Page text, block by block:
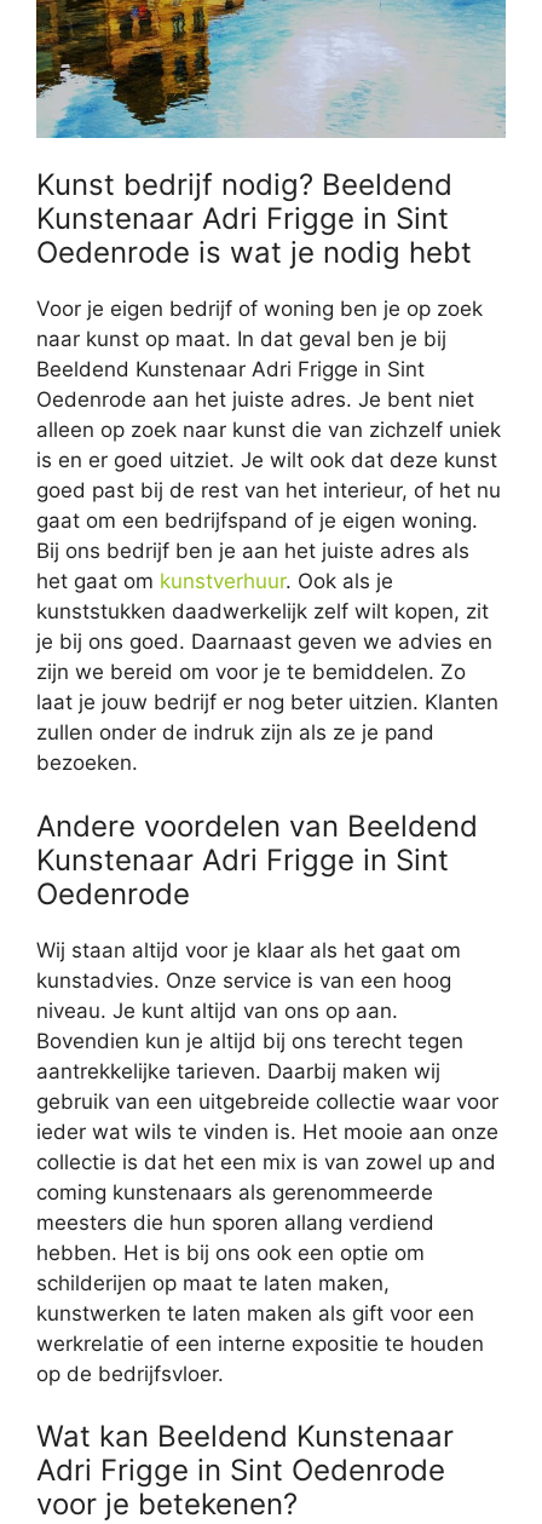
Kunst bedrijf nodig? Beeldend
Kunstenaar Adri Frigge in Sint
Oedenrode is wat je nodig hebt
Voor je eigen bedrijf of woning ben je op zoek
naar kunst op maat. In dat geval ben je bij
Beeldend Kunstenaar Adri Frigge in Sint
Oedenrode aan het juiste adres. Je bent niet
alleen op zoek naar kunst die van zichzelf uniek
is en er goed uitziet. Je wilt ook dat deze kunst
goed past bij de rest van het interieur, of het nu
gaat om een bedrijfspand of je eigen woning.
Bij ons bedrijf ben je aan het juiste adres als
het gaat om kunstverhuur. Ook als je
kunststukken daadwerkelijk zelf wilt kopen, zit
je bij ons goed. Daarnaast geven we advies en
zijn we bereid om voor je te bemiddelen. Zo
laat je jouw bedrijf er nog beter uitzien. Klanten
zullen onder de indruk zijn als ze je pand
bezoeken.
Andere voordelen van Beeldend
Kunstenaar Adri Frigge in Sint
Oedenrode
Wij staan altijd voor je klaar als het gaat om
kunstadvies. Onze service is van een hoog
niveau. Je kunt altijd van ons op aan.
Bovendien kun je altijd bij ons terecht tegen
aantrekkelijke tarieven. Daarbij maken wij
gebruik van een uitgebreide collectie waar voor
ieder wat wils te vinden is. Het mooie aan onze
collectie is dat het een mix is van zowel up and
coming kunstenaars als gerenommeerde
meesters die hun sporen allang verdiend
hebben. Het is bij ons ook een optie om
schilderijen op maat te laten maken,
kunstwerken te laten maken als gift voor een
werkrelatie of een interne expositie te houden
op de bedrijfsvloer.
Wat kan Beeldend Kunstenaar
Adri Frigge in Sint Oedenrode
voor je betekenen?